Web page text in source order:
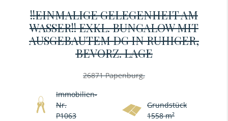
!!EINMALIGE GELEGENHEIT AM
WASSER!! EXKL. BUNGALOW MIT
AUSGEBAUTEM DG IN RUHIGER,
BEVORZ. LAGE
26871 Papenburg,
Immobilien-
Nr.
P1063
Grundstück
1558 m²